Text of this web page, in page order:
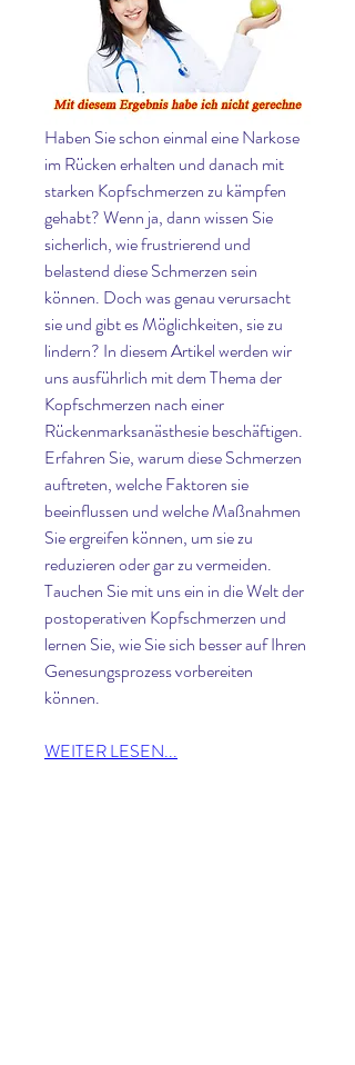
Haben Sie schon einmal eine Narkose
im Rücken erhalten und danach mit
starken Kopfschmerzen zu kämpfen
gehabt? Wenn ja, dann wissen Sie
sicherlich, wie frustrierend und
belastend diese Schmerzen sein
können. Doch was genau verursacht
sie und gibt es Möglichkeiten, sie zu
lindern? In diesem Artikel werden wir
uns ausführlich mit dem Thema der
Kopfschmerzen nach einer
Rückenmarksanästhesie beschäftigen.
Erfahren Sie, warum diese Schmerzen
auftreten, welche Faktoren sie
beeinflussen und welche Maßnahmen
Sie ergreifen können, um sie zu
reduzieren oder gar zu vermeiden.
Tauchen Sie mit uns ein in die Welt der
postoperativen Kopfschmerzen und
lernen Sie, wie Sie sich besser auf Ihren
Genesungsprozess vorbereiten
können.
WEITER LESEN...